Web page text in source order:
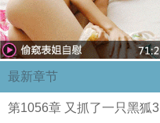
最新章节
第1056章 又抓了一只黑狐3